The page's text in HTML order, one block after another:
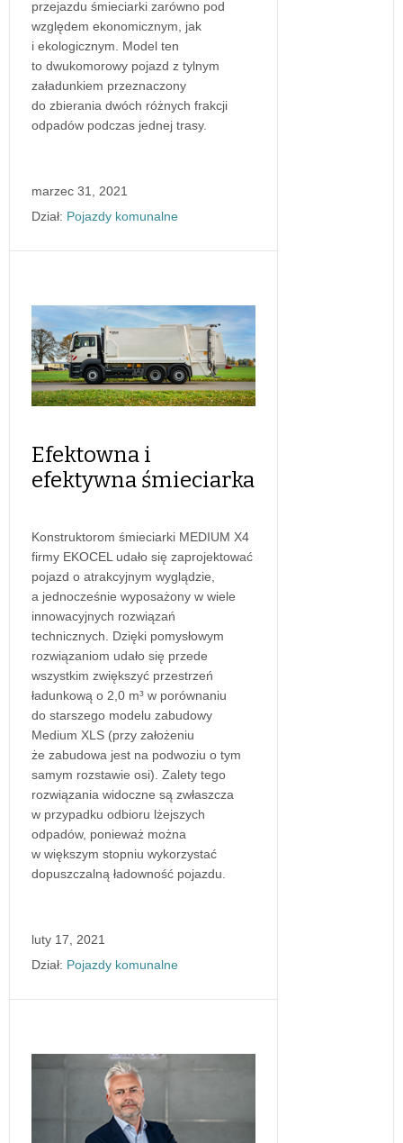
przejazdu śmieciarki zarówno pod
względem ekonomicznym, jak
i ekologicznym. Model ten
to dwukomorowy pojazd z tylnym
załadunkiem przeznaczony
do zbierania dwóch różnych frakcji
odpadów podczas jednej trasy.
marzec 31, 2021
Dział: Pojazdy komunalne
Efektowna i
efektywna śmieciarka
Konstruktorom śmieciarki MEDIUM X4
firmy EKOCEL udało się zaprojektować
pojazd o atrakcyjnym wyglądzie,
a jednocześnie wyposażony w wiele
innowacyjnych rozwiązań
technicznych. Dzięki pomysłowym
rozwiązaniom udało się przede
wszystkim zwiększyć przestrzeń
ładunkową o 2,0 m³ w porównaniu
do starszego modelu zabudowy
Medium XLS (przy założeniu
że zabudowa jest na podwoziu o tym
samym rozstawie osi). Zalety tego
rozwiązania widoczne są zwłaszcza
w przypadku odbioru lżejszych
odpadów, ponieważ można
w większym stopniu wykorzystać
dopuszczalną ładowność pojazdu.
luty 17, 2021
Dział: Pojazdy komunalne